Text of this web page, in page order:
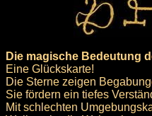
Die magische Bedeutung
Eine Glückskarte!
Die Sterne zeigen
Sie fördern ein tiefes
Mit schlechten